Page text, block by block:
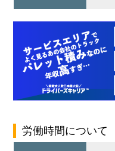
労働時間について